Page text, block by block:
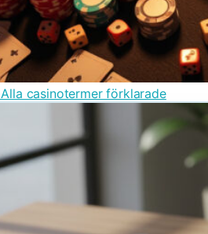
casinotermer förklarade